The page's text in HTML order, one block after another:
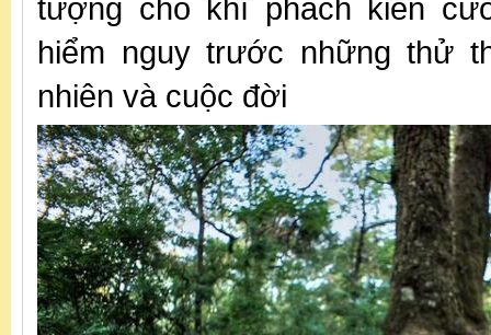
tượng cho khí phách kiên
hiểm nguy trước những thử
nhiên và cuộc đời